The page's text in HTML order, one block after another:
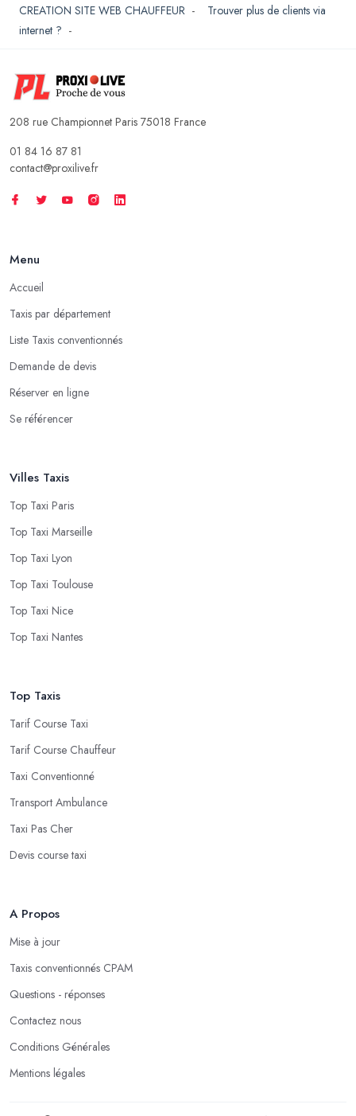
CREATION SITE WEB CHAUFFEUR - Trouver plus de clients via
internet ? -
208 rue Championnet Paris 75018 France
01 84 16 87 81
contact@proxilive.fr
Menu
Accueil
Taxis par département
Liste Taxis conventionnés
Demande de devis
Réserver en ligne
Se référencer
Villes Taxis
Top Taxi Paris
Top Taxi Marseille
Top Taxi Lyon
Top Taxi Toulouse
Top Taxi Nice
Top Taxi Nantes
Top Taxis
Tarif Course Taxi
Tarif Course Chauffeur
Taxi Conventionné
Transport Ambulance
Taxi Pas Cher
Devis course taxi
A Propos
Mise à jour
Taxis conventionnés CPAM
Questions - réponses
Contactez nous
Conditions Générales
Mentions légales